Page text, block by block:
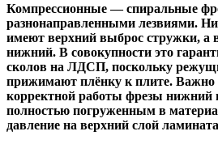
Компрессионные— спиральные
разнонаправленными лезвиями.
имеют верхний выброс стружки, а
нижний. В совокупности это
сколов на ЛДСП, поскольку
прижимают плёнку к плите. Важно
корректной работы фрезы нижний
полностью погруженным в
давление на верхний слой